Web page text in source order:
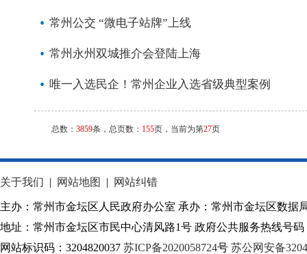
常州公交 “微电子站牌”上线
常州永州双城推介会登陆上海
唯一入选民企！常州企业入选省级典型案例
总数： 3859条，总页数： 155页，当前为第27页
关于我们 | 网站地图 | 网站纠错
主办：常州市金坛区人民政府办公室 承办：常州市金坛区数据
地址：常州市金坛区市民中心清风路1号 政府公共服务热线号码
网站标识码：3204820037 苏ICP备2020058724号 苏公网安备